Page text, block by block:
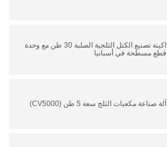
اكينة تصنيع الكتل الثلجية الصلبة 30 طن مع وحدة
قطع مسطحة في أسبانيا
آلة صناعة مكعبات الثلج سعة 5 طن (CV5000)